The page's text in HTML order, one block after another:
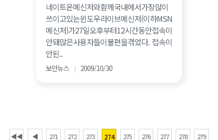
네이트온메신저와함께국내에서가장많이
쓰이고있는윈도우라이브메신저(이하MSN
메신저)가27일오후부터12시간동안접속이
안돼많은사용자들이불편을겪었다. 접속이
안된..
보안뉴스 | 2009/10/30
◀◀ ◀ 271 272 273 274 275 276 277 278 279